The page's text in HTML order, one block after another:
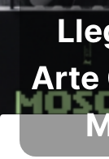
Arte